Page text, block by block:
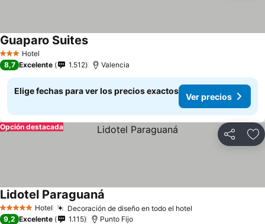
3 Estrellas
Hotel
Guaparo Suites
8,7 Excelente 1.512 Valencia
Elige fechas para ver los precios exactos
Ver precios
Compartir
Opción destacada
5 Estrellas Hotel Decoración de diseño en todo el hotel
Lidotel Paraguaná
9,2 Excelente 1.115 Punto Fijo